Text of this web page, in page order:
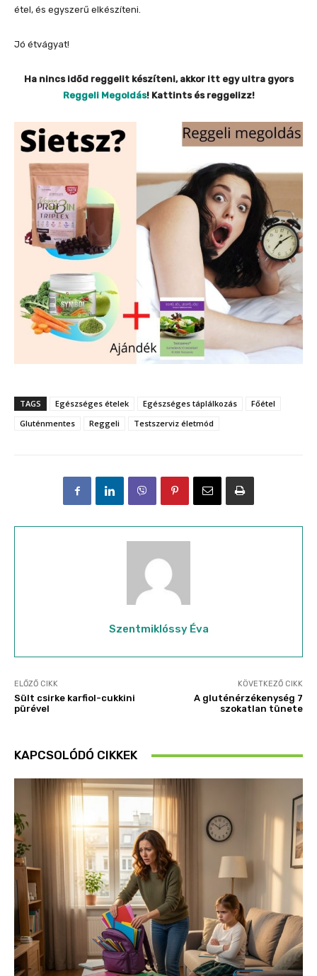
étel, és egyszerű elkészíteni.
Jó étvágyat!
Ha nincs időd reggelit készíteni, akkor itt egy ultra gyors
Reggeli Megoldás! Kattints és reggelizz!
TAGS Egészséges ételek Egészséges táplálkozás
Főétel
Gluténmentes
Reggeli Testszerviz életmód
Szentmiklóssy Éva
ELŐZŐ CIKK
Sült csirke karfiol-cukkini
pürével
KÖVETKEZŐ CIKK
A gluténérzékenység 7
szokatlan tünete
KAPCSOLÓDÓ CIKKEK